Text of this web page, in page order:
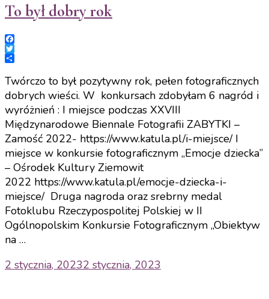
To był dobry rok
Facebook
Twitter
Share
Twórczo to był pozytywny rok, pełen fotograficznych
dobrych wieści. W konkursach zdobyłam 6 nagród i
wyróżnień : I miejsce podczas XXVIII
Międzynarodowe Biennale Fotografii ZABYTKI –
Zamość 2022- https://www.katula.pl/i-miejsce/ I
miejsce w konkursie fotograficznym „Emocje dziecka”
– Ośrodek Kultury Ziemowit
2022 https://www.katula.pl/emocje-dziecka-i-
miejsce/ Druga nagroda oraz srebrny medal
Fotoklubu Rzeczypospolitej Polskiej w II
Ogólnopolskim Konkursie Fotograficznym „Obiektyw
na …
2 stycznia, 20232 stycznia, 2023